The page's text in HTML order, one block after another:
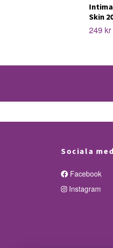
Skin
249 kr
Sociala
Facebook
Instagram